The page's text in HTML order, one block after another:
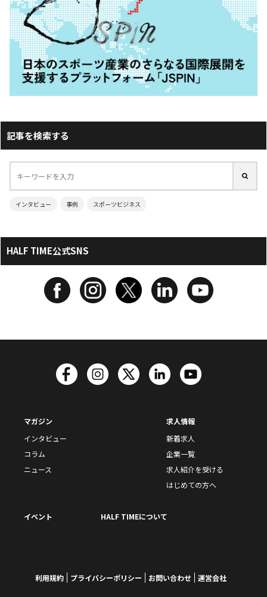
記事を検索する
インタビュー 事例 スポーツビジネス
HALF TIME公式SNS
マガジン
インタビュー
コラム
ニュース
求人情報
新着求人
企業一覧
求人紹介を受ける
はじめての方へ
イベント HALF TIMEについて
利用規約 プライバシーポリシー お問い合わせ 運営会社